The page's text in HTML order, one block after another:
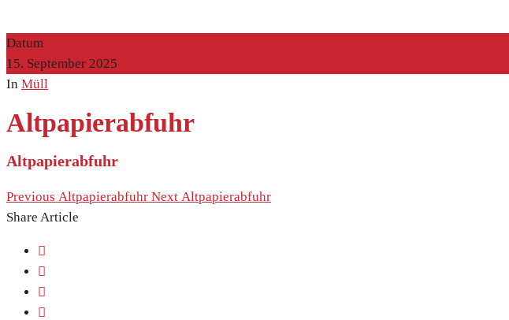
Datum
15. September 2025
In Müll
Altpapierabfuhr
Altpapierabfuhr
Previous Altpapierabfuhr Next Altpapierabfuhr
Share Article